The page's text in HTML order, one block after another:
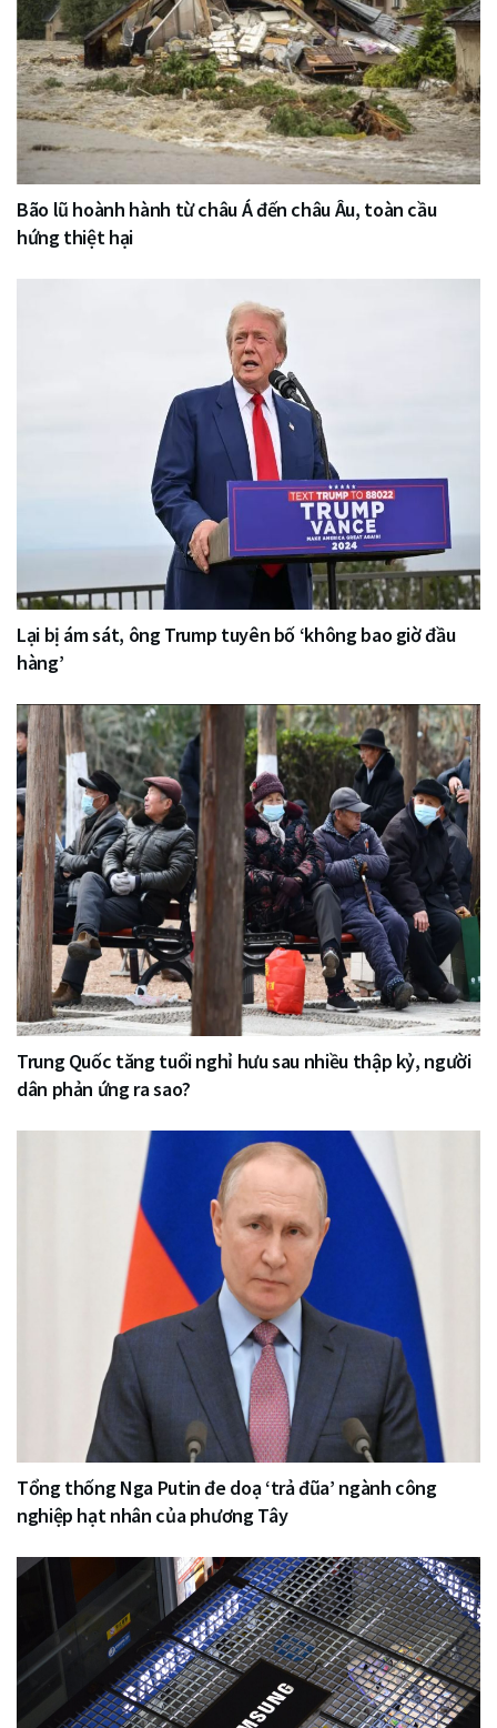
Bão lũ hoành hành từ châu Á đến châu Âu, toàn cầu
hứng thiệt hại
Lại bị ám sát, ông Trump tuyên bố ‘không bao giờ đầu
hàng’
Trung Quốc tăng tuổi nghỉ hưu sau nhiều thập kỷ, người
dân phản ứng ra sao?
Tổng thống Nga Putin đe doạ ‘trả đũa’ ngành công
nghiệp hạt nhân của phương Tây